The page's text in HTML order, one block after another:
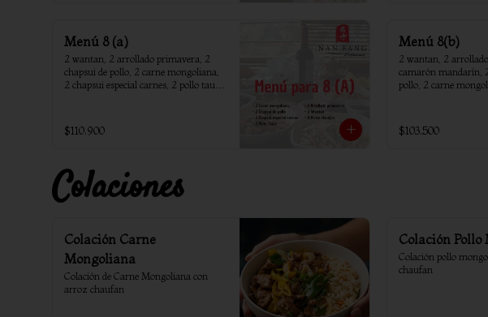
Menú 8 (a)
2 wantan, 2 arrollado primavera, 2
chapsui de pollo, 2 carne mongoliana,
2 chapsui especial carnes, 2 pollo tausi,
$110.900
Menú 8(b)
2 wantan, 2
camarón mandarín,
pollo, 2 carne
$103.500
Colaciones
Colación Carne
Mongoliana
Colación de Carne Mongoliana con
arroz chaufan
Colación Pollo
Colación pollo
chaufan